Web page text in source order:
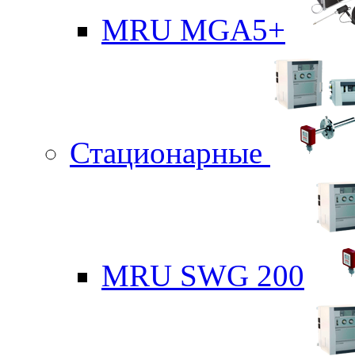
MRU MGA5+
Стационарные
MRU SWG 200